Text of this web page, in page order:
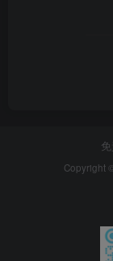
Copyright